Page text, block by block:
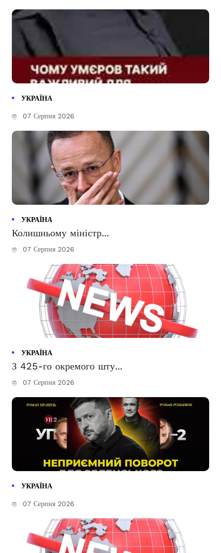
УКРАЇНА
07 Серпня 2026
УКРАЇНА
Колишньому міністр...
07 Серпня 2026
УКРАЇНА
З 425-го окремого шту...
07 Серпня 2026
УКРАЇНА
07 Серпня 2026